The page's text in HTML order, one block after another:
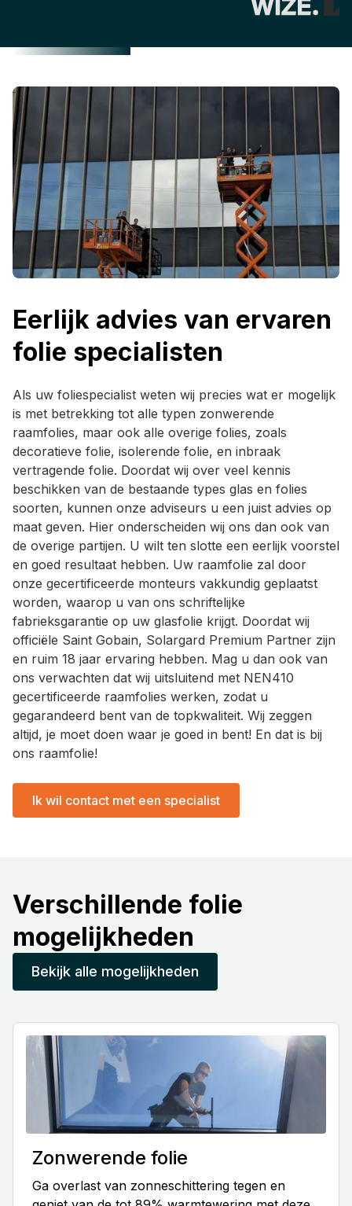
Eerlijk advies van ervaren
folie specialisten
Als uw foliespecialist weten wij precies wat er mogelijk
is met betrekking tot alle typen zonwerende
raamfolies, maar ook alle overige folies, zoals
decoratieve folie, isolerende folie, en inbraak
vertragende folie. Doordat wij over veel kennis
beschikken van de bestaande types glas en folies
soorten, kunnen onze adviseurs u een juist advies op
maat geven. Hier onderscheiden wij ons dan ook van
de overige partijen. U wilt ten slotte een eerlijk voorstel
en goed resultaat hebben. Uw raamfolie zal door
onze gecertificeerde monteurs vakkundig geplaatst
worden, waarop u van ons schriftelijke
fabrieksgarantie op uw glasfolie krijgt. Doordat wij
officiële Saint Gobain, Solargard Premium Partner zijn
en ruim 18 jaar ervaring hebben. Mag u dan ook van
ons verwachten dat wij uitsluitend met NEN410
gecertificeerde raamfolies werken, zodat u
gegarandeerd bent van de topkwaliteit. Wij zeggen
altijd, je moet doen waar je goed in bent! En dat is bij
ons raamfolie!
Ik wil contact met een specialist
Verschillende folie
mogelijkheden
Bekijk alle mogelijkheden
Zonwerende folie
Ga overlast van zonneschittering tegen en